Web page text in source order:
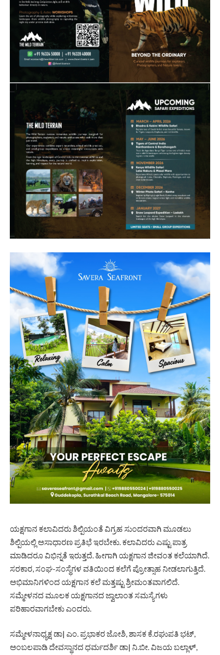
ಯಕ್ಷಗಾನ ಕಲಾವಿದರು ಶಿಲ್ಪಿಯಂತೆ ವಿಗ್ರಹ ಸುಂದರವಾಗಿ ಮೂಡಲು
ಶಿಲ್ಪಿಯಲ್ಲಿ ಅಸಾಧಾರಣ ಪ್ರತಿಭೆ ಇರಬೇಕು. ಕಲಾವಿದರು ಎಷ್ಟು ಪಾತ್ರ
ಮಾಡಿದರೂ ವಿಭಿನ್ನತೆ ಇರುತ್ತದೆ. ಹೀಗಾಗಿ ಯಕ್ಷಗಾನ ಜೀವಂತ ಕಲೆಯಾಗಿದೆ.
ಸರಕಾರ, ಸಂಘ-ಸಂಸ್ಥೆಗಳ ವತಿಯಿಂದ ಕಲೆಗೆ ಪ್ರೋತ್ಸಾಹ ನೀಡಲಾಗುತ್ತಿದೆ.
ಅಭಿಮಾನಿಗಳಿಂದ ಯಕ್ಷಗಾನ ಕಲೆ ಮತ್ತಷ್ಟು ಶ್ರೀಮಂತವಾಗಲಿದೆ.
ಸಮ್ಮೇಳನದ ಮೂಲಕ ಯಕ್ಷಗಾನದ ಜ್ವಾಲಾಂತ ಸಮಸ್ಯೆಗಳು
ಪರಿಹಾರವಾಗಬೇಕು ಎಂದರು.
ಸಮ್ಮೇಳನಾಧ್ಯಕ್ಷ ಡಾ| ಎಂ. ಪ್ರಭಾಕರ ಜೋಶಿ, ಶಾಸಕ ಕೆ.ರಘುಪತಿ ಭಟ್‌,
ಅಂಬಲಪಾಡಿ ದೇವಸ್ಥಾನದ ಧರ್ಮದರ್ಶಿ ಡಾ| ನಿ.ಬೀ. ವಿಜಯ ಬಲ್ಲಾಳ್‌,